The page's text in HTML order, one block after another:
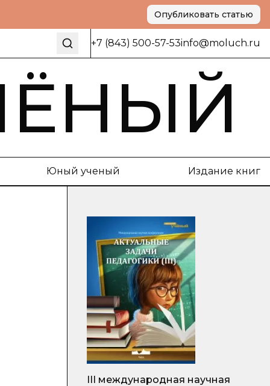
Опубликовать статью
+7 (843) 500-57-53info@moluch.ru
Юный ученый Издание книг
III международная научная